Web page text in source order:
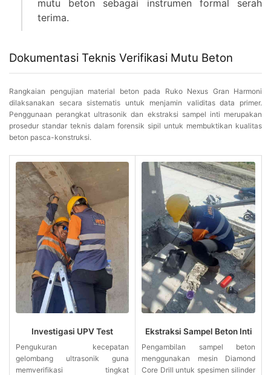
mutu beton sebagai instrumen formal serah
terima.
Dokumentasi Teknis Verifikasi Mutu Beton
Rangkaian pengujian material beton pada Ruko Nexus Gran Harmoni
dilaksanakan secara sistematis untuk menjamin validitas data primer.
Penggunaan perangkat ultrasonik dan ekstraksi sampel inti merupakan
prosedur standar teknis dalam forensik sipil untuk membuktikan kualitas
beton pasca-konstruksi.
Investigasi UPV Test
Pengukuran kecepatan
gelombang ultrasonik guna
memverifikasi tingkat
Ekstraksi Sampel Beton Inti
Pengambilan sampel beton
menggunakan mesin Diamond
Core Drill untuk spesimen silinder